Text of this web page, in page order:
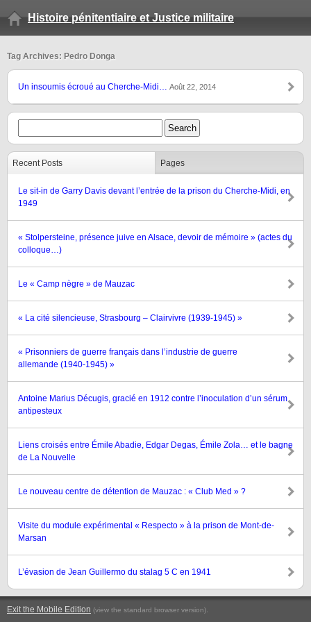
Histoire pénitentiaire et Justice militaire
Tag Archives: Pedro Donga
Un insoumis écroué au Cherche-Midi… Août 22, 2014
Recent Posts Pages
Le sit-in de Garry Davis devant l’entrée de la prison du Cherche-Midi, en
1949
« Stolpersteine, présence juive en Alsace, devoir de mémoire » (actes du
colloque…)
Le « Camp nègre » de Mauzac
« La cité silencieuse, Strasbourg – Clairvivre (1939-1945) »
« Prisonniers de guerre français dans l’industrie de guerre
allemande (1940-1945) »
Antoine Marius Décugis, gracié en 1912 contre l’inoculation d’un sérum
antipesteux
Liens croisés entre Émile Abadie, Edgar Degas, Émile Zola… et le bagne
de La Nouvelle
Le nouveau centre de détention de Mauzac : « Club Med » ?
Visite du module expérimental « Respecto » à la prison de Mont-de-
Marsan
L’évasion de Jean Guillermo du stalag 5 C en 1941
Exit the Mobile Edition (view the standard browser version).